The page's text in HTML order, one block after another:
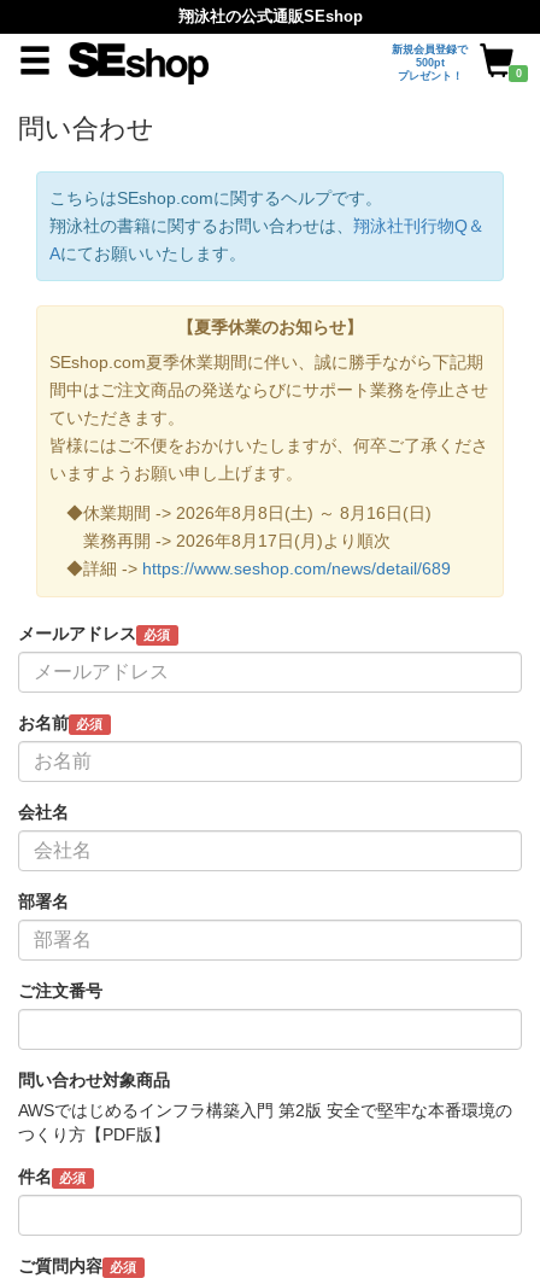
翔泳社の公式通販SEshop
新規会員登録で
500pt
プレゼント！
0
問い合わせ
こちらはSEshop.comに関するヘルプです。
翔泳社の書籍に関するお問い合わせは、 翔泳社刊行物Q＆
Aにてお願いいたします。
【夏季休業のお知らせ】
SEshop.com夏季休業期間に伴い、誠に勝手ながら下記期
間中はご注文商品の発送ならびにサポート業務を停止させ
ていただきます。
皆様にはご不便をおかけいたしますが、何卒ご了承くださ
いますようお願い申し上げます。
◆休業期間 -> 2026年8月8日(土) ～ 8月16日(日)
業務再開 -> 2026年8月17日(月)より順次
◆詳細 -> https://www.seshop.com/news/detail/689
メールアドレス 必須
お名前 必須
会社名
部署名
ご注文番号
問い合わせ対象商品
AWSではじめるインフラ構築入門 第2版 安全で堅牢な本番環境の
つくり方【PDF版】
件名 必須
ご質問内容 必須